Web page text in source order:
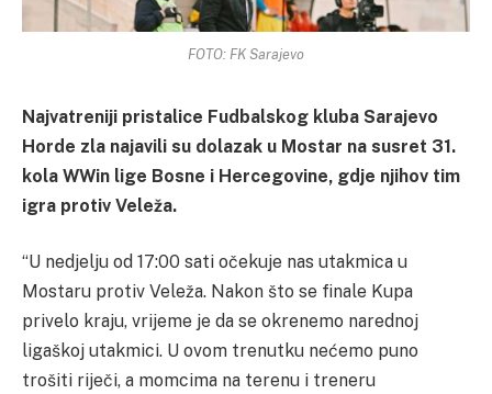
FOTO: FK Sarajevo
Najvatreniji pristalice Fudbalskog kluba Sarajevo
Horde zla najavili su dolazak u Mostar na susret 31.
kola WWin lige Bosne i Hercegovine, gdje njihov tim
igra protiv Veleža.
“U nedjelju od 17:00 sati očekuje nas utakmica u
Mostaru protiv Veleža. Nakon što se finale Kupa
privelo kraju, vrijeme je da se okrenemo narednoj
ligaškoj utakmici. U ovom trenutku nećemo puno
trošiti riječi, a momcima na terenu i treneru